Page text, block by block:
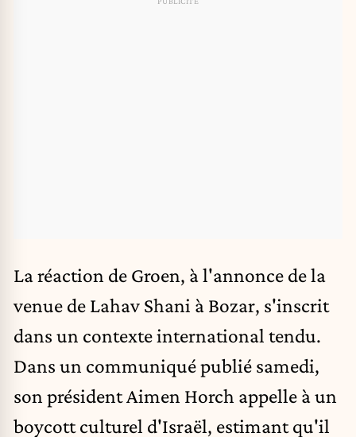
La réaction de Groen, à l'annonce de la
venue de Lahav Shani à Bozar, s'inscrit
dans un contexte international tendu.
Dans un communiqué publié samedi,
son président Aimen Horch appelle à un
boycott culturel d'Israël, estimant qu'il